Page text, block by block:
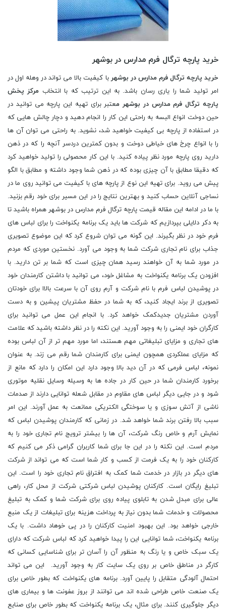
خرید پارچه ترگال فرم مدارس در بوشهر
خرید پارچه ترگال فرم مدارس در بوشهر با کیفیت بالا می تواند در وهله اول در
امر تولید شما را یاری رسان باشد. به این ترتیب که با انتخاب مرکز پخش
پارچه ترگال فرم مدارس در بوشهر معتبر برای تهیه این پارچه می توانید در
حین دوخت انواع البسه به راحتی این کار را انجام دهید و دچار چالش هایی که
در استفاده از پارچه بی کیفیت خواهید شد، نشوید. به راحتی می توان آن ها
را با انواع چرخ های خیاطی دوخت و بدون کمترین دردسر آنچه را که در ذهن
دارید روی پارچه مورد نظر پیاده کنید. با این کار محصولی را تولید خواهید کرد
که دقیقا مطابق با آن چیزی بوده که در ذهن شما وجود داشته و مطابق با الگو
پیش می روید. برای تهیه این نوع از پارچه های با کیفیت می توانید روی ما در
نساجی آنلاین حساب کنید و بهترین نتایج را در این مسیر برای خود رقم بزنید.
با ما در ادامه این مقاله قیمت پارچه ترگال فرم مدارس در بوشهر همراه باشید تا
به دکر دلایلی بپردازیم که شرکت ها باید یک برنامه یکنواخت را برای لباس های
فرم خود در نظر بگیرند. این گونه می توان شروع کرد که این موضوع تصویری
جذاب برای نام تجاری شرکت شما به وجود می آورد. نخستین موردی که مردم
در مورد شما به آن خواهند رسید همان چیزی است که شما بر تن دارید. با
افزودن یک برنامه یکنواخت به مشاغل خود، می توانید با داشتن کارمندان خود
در پوشیدن لباس فرم با نام شرکت و آرم روی آن با سرعت بالاا برای خودتان
تصویری از برند ایجاد کنید، که به شما در حفظ مشتریان پیشین و به دست
آوردن مشتریان جدیدکمک خواهد کرد. با انجام این عمل می توانید برای
کارگران خود ایمنی را به وجود آورید. این نکته را در نظر داشته باشید که علامت
های تجاری و مزایای تبلیغاتی مهم هستند، اما مورد مهم تر از آن لباس بوده
که مزایای عملکردی همچون ایمنی برای کارمندان شما رقم می زند. به عنوان
نمونه، لباس فرمی که در آن دید بالا وجود دارد این امکان را دارد که مانع از
برخورد کارمندان شما در حین کار در جاده ها به وسیله وسایل نقلیه موتوری
شود و در جایی دیگر لباس های مقاوم در مقابل شعله توانایی دارند از صدمات
ناشی از آتش سوزی و یا سوختگی الکتریکی ممانعت به عمل آورند. این امر
سبب بالا رفتن برند شما خواهد شد. در زمانی که کارمندان پوشیدن لباس که
نمایش آرم و خاص رنگ شرکت، آن ها را بیشتر ترویج نام تجاری خود را به
مردم است. این نکته را در این جا برای شما کاربران گرامی ذکر می کنیم که
کارکنان خود را به یک فرمت از کسب و کار شما است که می تواند از شرکت
های دیگر در بازار در خدمت شما کمک به افتراق نام تجاری خود را است. این
تبلیغ رایگان است. کارکنان پوشیدن لباس شرکتی شرکت از محل کار، راهی
عالی برای مبدل شدن به تابلوی پیاده روی برای شرکت شما و کمک به تبلیغ
محصولات و خدمات شما بدون نیاز به پرداخت هزینه برای تبلیغات از یک منبع
خارجی خواهد بود. این بهبود امنیت کارکنان را در پی خوهاد داشت. با یک
برنامه یکنواخت، شما توانایی این را پیدا خواهید کرد که لباس شرکت که دارای
یک سبک خاص و یا رنگ به منظور آن را آسان تر برای شناسایی کسانی که
کارگر در مناطق خاص بر روی یک سایت کار به وجود آورید. این می تواند
احتمال آلودگی متقابل را پایین آورد. برنامه های یکنواخت که بطور خاص برای
یک صنعت خاص طراحی شده اند می توانند از بروز عفونت ها و بیماری های
دیگر جلوگیری کنند. برای مثال، یک برنامه یکنواخت که بطور خاص برای صنایع